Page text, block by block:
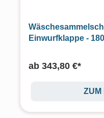
Einwurfklappe -
ab 343,80 €*
ZUM